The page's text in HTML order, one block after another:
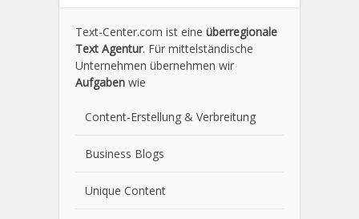
Text-Center.com ist eine überregionale
Text Agentur. Für mittelständische
Unternehmen übernehmen wir
Aufgaben wie
Content-Erstellung & Verbreitung
Business Blogs
Unique Content